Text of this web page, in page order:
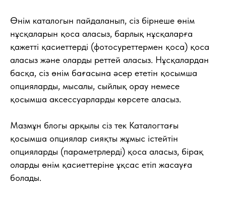
Өнім каталогын пайдаланып, сіз бірнеше өнім
нұсқаларын қоса аласыз, барлық нұсқаларға
қажетті қасиеттерді (фотосуреттермен қоса) қоса
аласыз және оларды реттей аласыз. Нұсқалардан
басқа, сіз өнім бағасына әсер ететін қосымша
опцияларды, мысалы, сыйлық орау немесе
қосымша аксессуарларды көрсете аласыз.
Мазмұн блогы арқылы сіз тек Каталогтағы
қосымша опциялар сияқты жұмыс істейтін
опцияларды (параметрлерді) қоса аласыз, бірақ
оларды өнім қасиеттеріне ұқсас етіп жасауға
болады.